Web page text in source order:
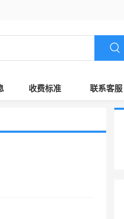
收费标准 联系客服